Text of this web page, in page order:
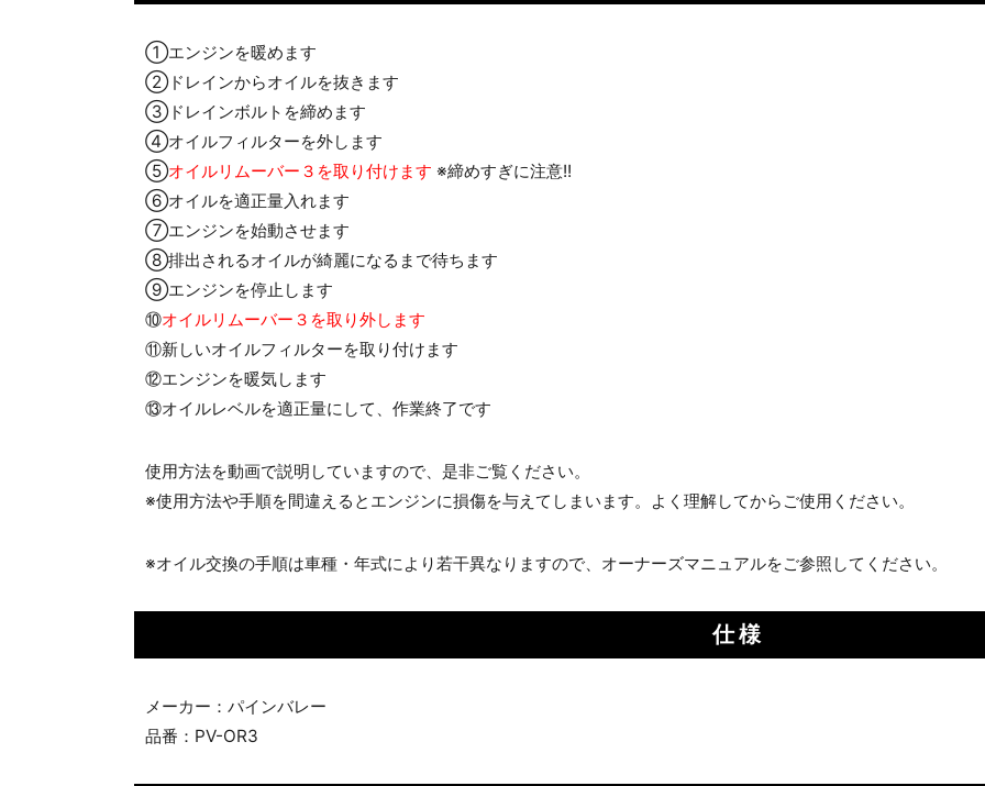
①エンジンを暖めます
②ドレインからオイルを抜きます
③ドレインボルトを締めます
④オイルフィルターを外します
⑤オイルリムーバー３を取り付けます ※締めすぎに注意!!
⑥オイルを適正量入れます
⑦エンジンを始動させます
⑧排出されるオイルが綺麗になるまで待ちます
⑨エンジンを停止します
⑩オイルリムーバー３を取り外します
⑪新しいオイルフィルターを取り付けます
⑫エンジンを暖気します
⑬オイルレベルを適正量にして、作業終了です
使用方法を動画で説明していますので、是非ご覧ください。
※使用方法や手順を間違えるとエンジンに損傷を与えてしまいます。よく理解してからご使用ください。
※オイル交換の手順は車種・年式により若干異なりますので、オーナーズマニュアルをご参照してください。
仕様
メーカー：パインバレー
品番：PV-OR3